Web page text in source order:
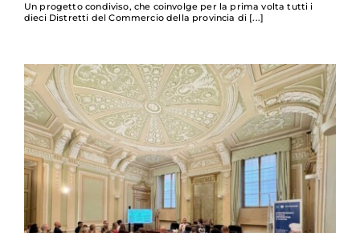
Un progetto condiviso, che coinvolge per la prima volta tutti i
dieci Distretti del Commercio della provincia di